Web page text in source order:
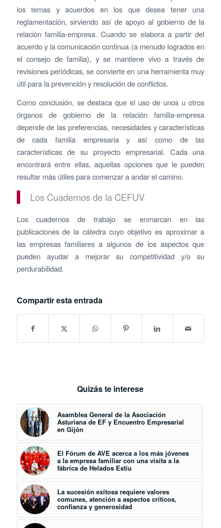
los temas y acuerdos en los que desea tener una
reglamentación, sirviendo así de apoyo al gobierno de la
relación familia-empresa. Cuando se elabora a partir del
acuerdo y la comunicación continua (a menudo logrados en
el consejo de familia), y se mantiene vivo a través de
revisiones periódicas, se convierte en una herramienta muy
útil para la prevención y resolución de conflictos.
Como conclusión, se destaca que el uso de unos u otros
órganos de gobierno de la relación familia-empresa
depende de las preferencias, necesidades y características
de cada familia empresaria y así como de las
características de su proyecto empresarial. Cada una
encontrará entre ellas, aquellas opciones que le pueden
resultar más útiles para comenzar a andar el camino.
Los Cuadernos de la CEFUV
Los cuadernos de trabajo se enmarcan en las
publicaciones de la cátedra cuyo objetivo es aproximar a
las empresas familiares a algunos de los aspectos que
pueden ayudar a mejorar su competitividad y/o su
perdurabilidad.
Compartir esta entrada
Quizás te interese
Asamblea General de la Asociación
Asturiana de EF y Encuentro Empresarial
en Gijón
El Fórum de AVE acerca a los más jóvenes
a la empresa familiar con una visita a la
fábrica de Helados Estiu
La sucesión exitosa requiere valores
comunes, atención a aspectos críticos,
confianza y generosidad